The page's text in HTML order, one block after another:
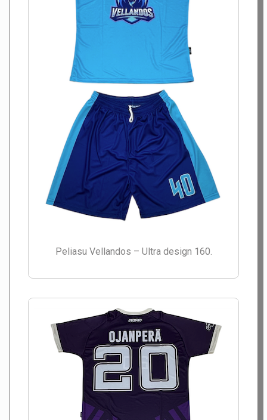
Peliasu Vellandos – Ultra design 160.